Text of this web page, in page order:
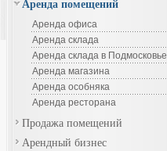
Аренда помещений
Аренда офиса
Аренда склада
Аренда склада в Подмосковье
Аренда магазина
Аренда особняка
Аренда ресторана
Продажа помещений
Арендный бизнес